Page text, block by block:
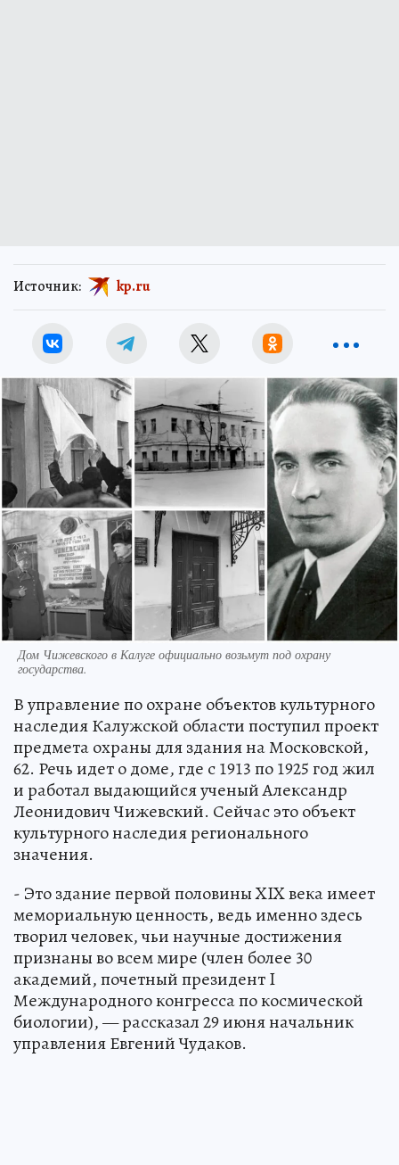
Источник: kp.ru
Дом Чижевского в Калуге официально возьмут под охрану
государства.
В управление по охране объектов культурного
наследия Калужской области поступил проект
предмета охраны для здания на Московской,
62. Речь идет о доме, где с 1913 по 1925 год жил
и работал выдающийся ученый Александр
Леонидович Чижевский. Сейчас это объект
культурного наследия регионального
значения.
- Это здание первой половины XIX века имеет
мемориальную ценность, ведь именно здесь
творил человек, чьи научные достижения
признаны во всем мире (член более 30
академий, почетный президент I
Международного конгресса по космической
биологии), — рассказал 29 июня начальник
управления Евгений Чудаков.